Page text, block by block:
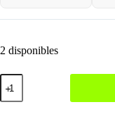
2 disponibles
Rizador
de
Pestañas